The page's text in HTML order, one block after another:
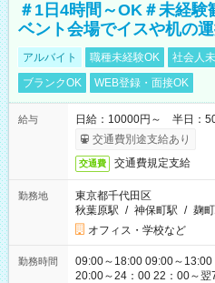
＃1日4時間～OK＃未経験
ベント会場でイスや机の
アルバイト 職種未経験OK 社会人
ブランクOK
WEB登録・面接OK
給与
日給：10000円～ 半日：
交通費別途支給あり
交通費 交通費規定支給
勤務地
東京都千代田区
秋葉原駅 / 神保町駅 / 麹
オフィス・学校など
勤務時間
09:00～18:00 09:00～
20:00～24：00 22：00～翌